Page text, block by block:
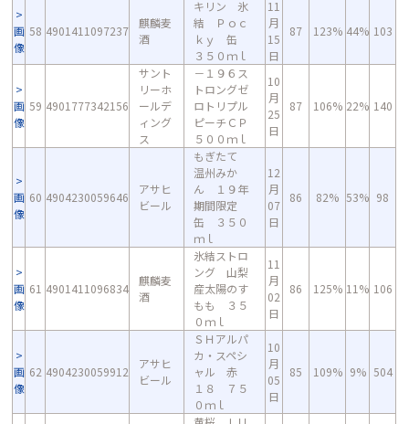
画
像
58 4901411097237
麒麟麦
酒
キリン 氷
結 Ｐｏｃ
ｋｙ 缶
３５０ｍｌ
11
月
15
日
87 123% 44% 103
画
像
59 4901777342156
サント
リーホ
ールデ
ィング
ス
－１９６ス
トロングゼ
ロトリプル
ピーチＣＰ
５００ｍｌ
10
月
25
日
87 106% 22% 140
画
像
60 4904230059646
アサヒ
ビール
もぎたて
温州みか
ん １９年
期間限定
缶 ３５０
ｍｌ
12
月
07
日
86 82% 53% 98
画
像
61 4901411096834
麒麟麦
酒
氷結ストロ
ング 山梨
産太陽のす
もも ３５
０ｍｌ
11
月
02
日
86 125% 11% 106
画
像
62 4904230059912
アサヒ
ビール
ＳＨアルパ
カ・スペシ
ャル 赤
１８ ７５
０ｍｌ
10
月
05
日
85 109% 9% 504